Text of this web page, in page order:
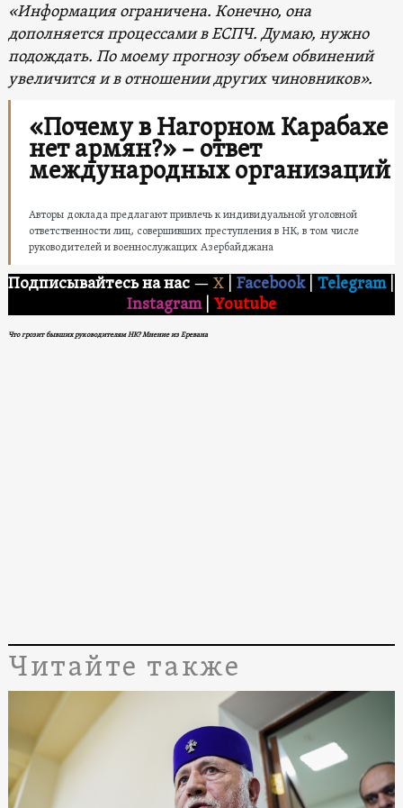
«Информация ограничена. Конечно, она
дополняется процессами в ЕСПЧ. Думаю, нужно
подождать. По моему прогнозу объем обвинений
увеличится и в отношении других чиновников».
«Почему в Нагорном Карабахе
нет армян?» – ответ
международных организаций
Авторы доклада предлагают привлечь к индивидуальной уголовной
ответственности лиц, совершивших преступления в НК, в том числе
руководителей и военнослужащих Азербайджана
Подписывайтесь на нас — X Facebook Telegram|
Instagram
Youtube
Что грозит бывших руководителям НК? Мнение из Еревана
Читайте также